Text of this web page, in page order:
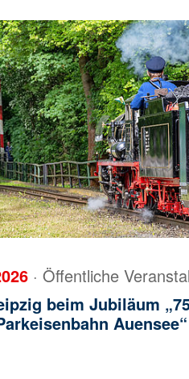
· Öffentliche
beim Jubiläum
Auensee“